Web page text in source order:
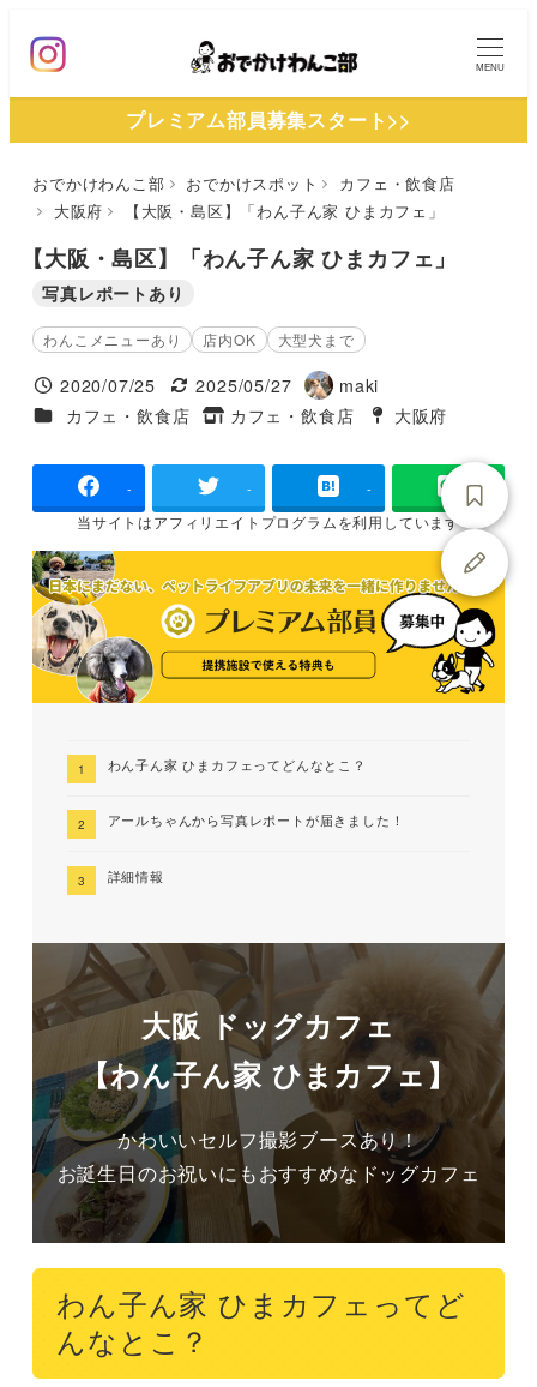
ン
MENU
プレミアム部員募集スタート>>
おでかけわんこ部 おでかけスポット
カフェ・飲食店
大阪府
【大阪・島区】「わん子ん家 ひまカフェ」
【大阪・島区】「わん子ん家 ひまカフェ」
写真レポートあり
わんこメニューあり 店内OK 大型犬まで
投稿日
2020/07/25
更新日
2025/05/27
著
者
maki
施設ジャンル
カフェ・飲食店
タグ
カフェ・飲食店
タグ
大阪府
- - -
当サイトはアフィリエイトプログラムを利用しています
わん子ん家 ひまカフェってどんなとこ？
アールちゃんから写真レポートが届きました！
詳細情報
大阪 ドッグカフェ
【わん子ん家 ひまカフェ】
かわいいセルフ撮影ブースあり！
お誕生日のお祝いにもおすすめなドッグカフェ
わん子ん家 ひまカフェってど
んなとこ？